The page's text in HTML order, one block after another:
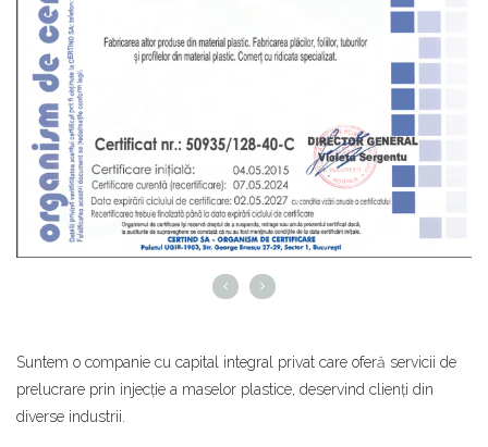
Suntem o companie cu capital integral privat care oferă servicii de
prelucrare prin injecție a maselor plastice, deservind clienți din
diverse industrii.